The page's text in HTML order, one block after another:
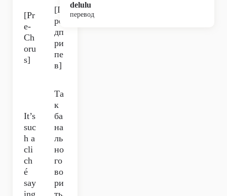
[Pr
e-
Ch
oru
s]
[П
ре
дп
ри
пе
в]
It’s
suc
h a
cli
ch
é
say
ing
Та
к
ба
на
ль
но
го
во
ри
ть,
delulu
перевод